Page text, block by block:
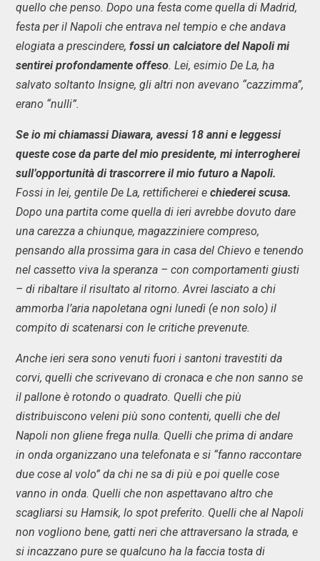
quello che penso. Dopo una festa come quella di Madrid,
festa per il Napoli che entrava nel tempio e che andava
elogiata a prescindere, fossi un calciatore del Napoli mi
sentirei profondamente offeso. Lei, esimio De La, ha
salvato soltanto Insigne, gli altri non avevano “cazzimma”,
erano “nulli”.
Se io mi chiamassi Diawara, avessi 18 anni e leggessi
queste cose da parte del mio presidente, mi interrogherei
sull’opportunità di trascorrere il mio futuro a Napoli.
Fossi in lei, gentile De La, rettificherei e chiederei scusa.
Dopo una partita come quella di ieri avrebbe dovuto dare
una carezza a chiunque, magazziniere compreso,
pensando alla prossima gara in casa del Chievo e tenendo
nel cassetto viva la speranza – con comportamenti giusti
– di ribaltare il risultato al ritorno. Avrei lasciato a chi
ammorba l’aria napoletana ogni lunedì (e non solo) il
compito di scatenarsi con le critiche prevenute.
Anche ieri sera sono venuti fuori i santoni travestiti da
corvi, quelli che scrivevano di cronaca e che non sanno se
il pallone è rotondo o quadrato. Quelli che più
distribuiscono veleni più sono contenti, quelli che del
Napoli non gliene frega nulla. Quelli che prima di andare
in onda organizzano una telefonata e si “fanno raccontare
due cose al volo” da chi ne sa di più e poi quelle cose
vanno in onda. Quelli che non aspettavano altro che
scagliarsi su Hamsik, lo spot preferito. Quelli che al Napoli
non vogliono bene, gatti neri che attraversano la strada, e
si incazzano pure se qualcuno ha la faccia tosta di